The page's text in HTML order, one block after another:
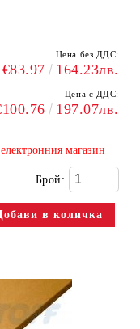
Цена без ДДС:
€83.97 164.23лв.
Цена с ДДС:
197.07лв.
магазин
Брой: